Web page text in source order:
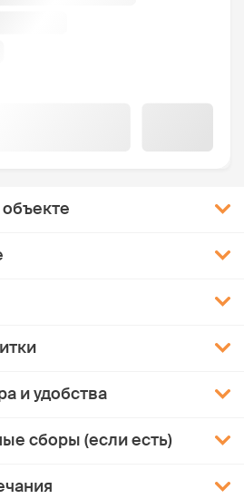
и удобства
сборы (если есть)